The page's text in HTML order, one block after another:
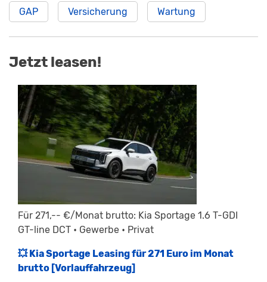
GAP
Versicherung Wartung
Jetzt leasen!
Für 271,-- €/Monat brutto: Kia Sportage 1.6 T-GDI
GT-line DCT • Gewerbe • Privat
💥 Kia Sportage Leasing für 271 Euro im Monat
brutto [Vorlauffahrzeug]